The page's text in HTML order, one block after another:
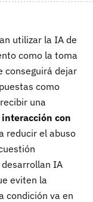
utilizar la IA de
como la toma
conseguirá dejar
como
una
con
reducir el abuso
IA
eviten la
condición va en